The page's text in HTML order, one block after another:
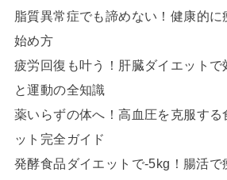
脂質異常症でも諦めない！健康的
始め方
疲労回復も叶う！肝臓ダイエット
と運動の全知識
薬いらずの体へ！高血圧を克服す
ット完全ガイド
発酵食品ダイエットで-5kg！腸活で